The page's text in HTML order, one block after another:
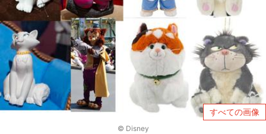
すべての画像
© Disney